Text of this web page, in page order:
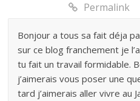
Permalink
Bonjour a tous sa fait déja
sur ce blog franchement je
tu fait un travail formidable.
j’aimerais vous poser une
tard j’aimerais aller vivre au